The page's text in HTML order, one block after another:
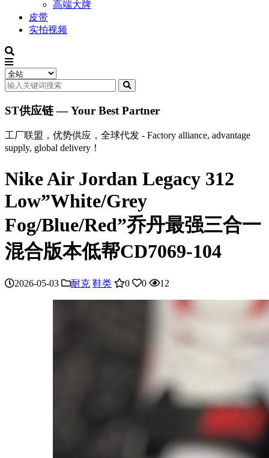
高端大牌
皮带
实拍视频
ST供应链 — Your Best Partner
工厂联盟，优势供应，全球代发 - Factory alliance, advantage
supply, global delivery！
Nike Air Jordan Legacy 312
Low”White/Grey
Fog/Blue/Red”乔丹最强三合一
混合版本低帮CD7069-104
2026-05-03 耐克 鞋类 0 0 12